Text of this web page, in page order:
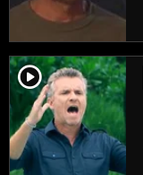
player2